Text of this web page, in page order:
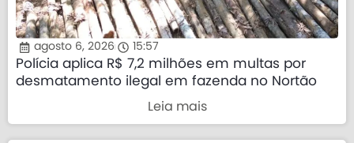
agosto 6, 2026 15:57
Polícia aplica R$ 7,2 milhões em multas por
desmatamento ilegal em fazenda no Nortão
Leia mais